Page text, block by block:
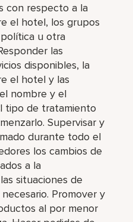
con respecto a la
el hotel, los grupos
u otra
las
disponibles, la
el hotel y las
nombre y el
tipo de tratamiento
Supervisar y
durante todo el
los cambios de
a la
situaciones de
Promover y
al por menor